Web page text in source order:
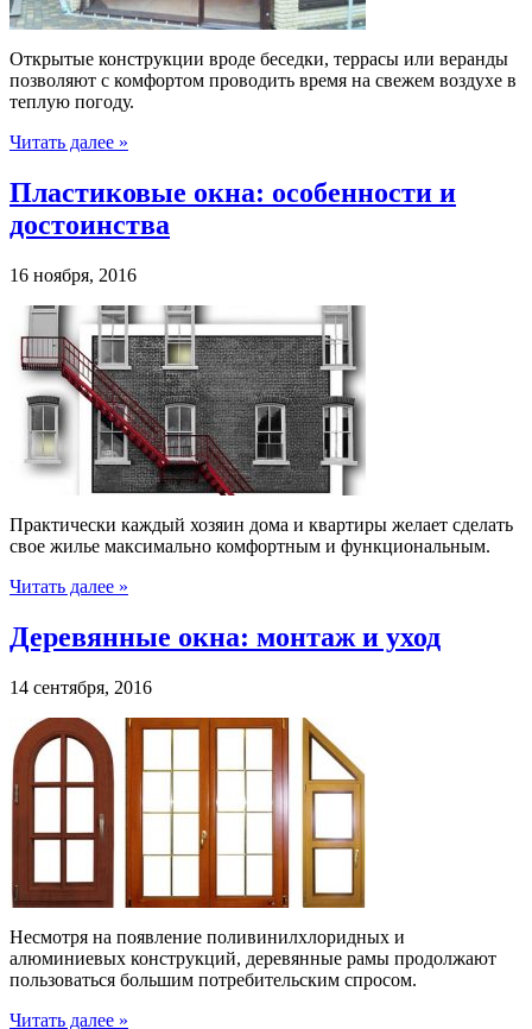
Открытые конструкции вроде беседки, террасы или веранды
позволяют с комфортом проводить время на свежем воздухе в
теплую погоду.
Читать далее »
Пластиковые окна: особенности и
достоинства
16 ноября, 2016
Практически каждый хозяин дома и квартиры желает сделать
свое жилье максимально комфортным и функциональным.
Читать далее »
Деревянные окна: монтаж и уход
14 сентября, 2016
Несмотря на появление поливинилхлоридных и
алюминиевых конструкций, деревянные рамы продолжают
пользоваться большим потребительским спросом.
Читать далее »